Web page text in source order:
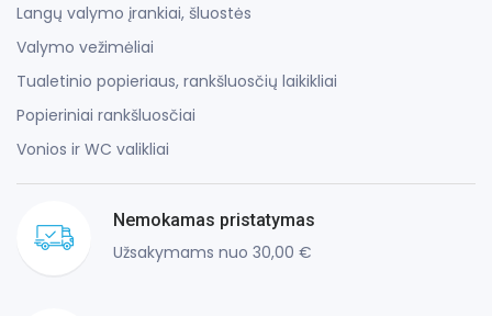
Langų valymo įrankiai, šluostės
Valymo vežimėliai
Tualetinio popieriaus, rankšluosčių laikikliai
Popieriniai rankšluosčiai
Vonios ir WC valikliai
Nemokamas pristatymas
Užsakymams nuo 30,00 €